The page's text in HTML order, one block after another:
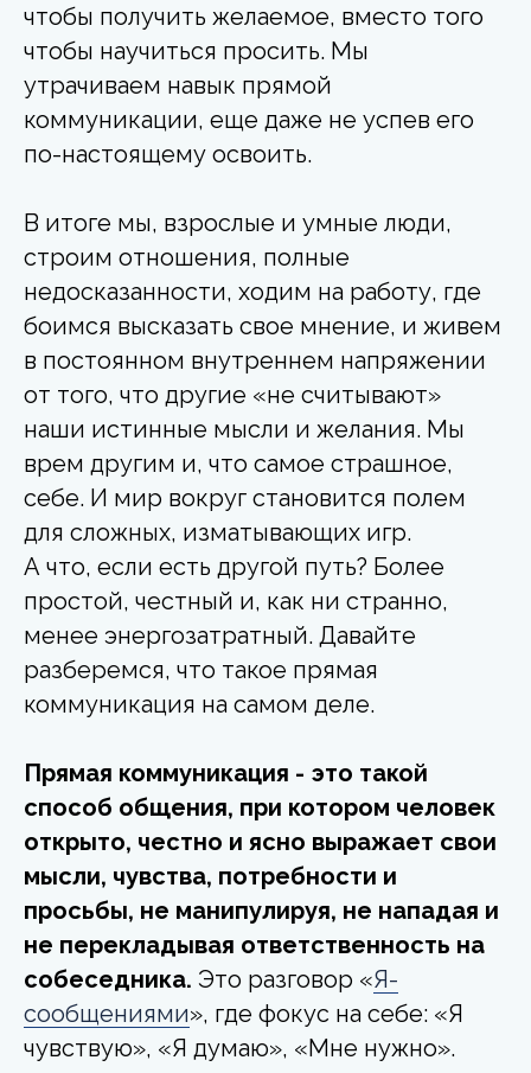
чтобы получить желаемое, вместо того
чтобы научиться просить. Мы
утрачиваем навык прямой
коммуникации, еще даже не успев его
по-настоящему освоить.
В итоге мы, взрослые и умные люди,
строим отношения, полные
недосказанности, ходим на работу, где
боимся высказать свое мнение, и живем
в постоянном внутреннем напряжении
от того, что другие «не считывают»
наши истинные мысли и желания. Мы
врем другим и, что самое страшное,
себе. И мир вокруг становится полем
для сложных, изматывающих игр.
А что, если есть другой путь? Более
простой, честный и, как ни странно,
менее энергозатратный. Давайте
разберемся, что такое прямая
коммуникация на самом деле.
Прямая коммуникация - это такой
способ общения, при котором человек
открыто, честно и ясно выражает свои
мысли, чувства, потребности и
просьбы, не манипулируя, не нападая и
не перекладывая ответственность на
собеседника. Это разговор «Я-
сообщениями», где фокус на себе: «Я
чувствую», «Я думаю», «Мне нужно».